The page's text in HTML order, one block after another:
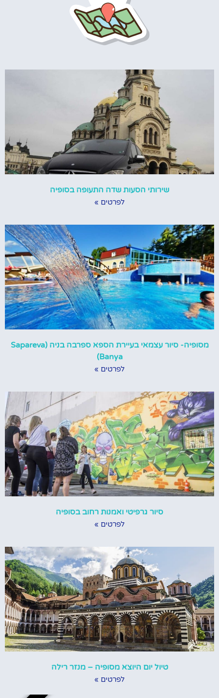
שירותי הסעות שדה התעופה בסופיה
לפרטים »
מסופיה- סיור עצמאי בעיירת הספא ספרבה בניה (Sapareva
Banya)
לפרטים »
סיור גרפיטי ואמנות רחוב בסופיה
לפרטים »
טיול יום היוצא מסופיה – מנזר רילה
לפרטים »